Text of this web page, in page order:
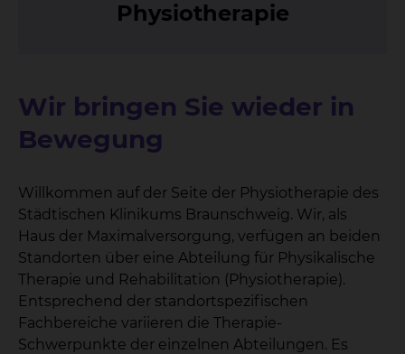
Phy­sio­the­ra­pie
Wir bringen Sie wieder in
Bewegung
Willkommen auf der Seite der Physiotherapie des
Städtischen Klinikums Braunschweig. Wir, als
Haus der Maximalversorgung, verfügen an beiden
Standorten über eine Abteilung für Physikalische
Therapie und Rehabilitation (Physiotherapie).
Entsprechend der standortspezifischen
Fachbereiche variieren die Therapie-
Schwerpunkte der einzelnen Abteilungen. Es